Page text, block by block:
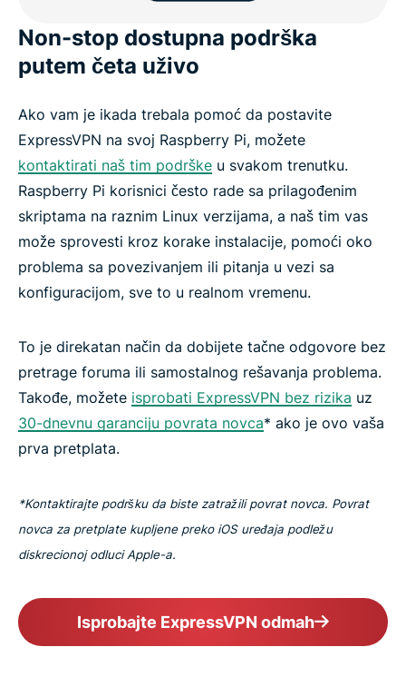
Non-stop dostupna podrška
putem četa uživo
Ako vam je ikada trebala pomoć da postavite
ExpressVPN na svoj Raspberry Pi, možete
kontaktirati naš tim podrške u svakom trenutku.
Raspberry Pi korisnici često rade sa prilagođenim
skriptama na raznim Linux verzijama, a naš tim vas
može sprovesti kroz korake instalacije, pomoći oko
problema sa povezivanjem ili pitanja u vezi sa
konfiguracijom, sve to u realnom vremenu.
To je direkatan način da dobijete tačne odgovore bez
pretrage foruma ili samostalnog rešavanja problema.
Takođe, možete isprobati ExpressVPN bez rizika uz
30-dnevnu garanciju povrata novca* ako je ovo vaša
prva pretplata.
*Kontaktirajte podršku da biste zatražili povrat novca. Povrat
novca za pretplate kupljene preko iOS uređaja podležu
diskrecionoj odluci Apple-a.
Isprobajte ExpressVPN odmah